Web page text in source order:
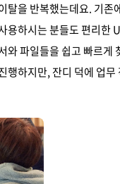
탈을 반복했는데요. 기
용하시는 분들도 편리한
와 파일들을 쉽고 빠르게
행하지만, 잔디 덕에 업